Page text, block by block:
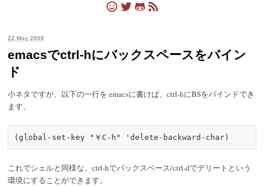
22 May 2008
emacsでctrl-hにバックスペースをバイン
ド
小ネタですが、以下の一行を.emacsに書けば、ctrl-hにBSをバインドでき
ます。
これでシェルと同様な、ctrl-hでバックスペース/ctrl-dでデリートという
環境にすることができます。